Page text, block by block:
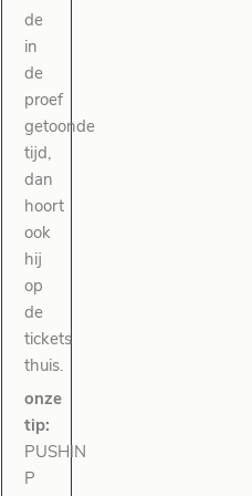
de
in
de
proef
getoonde
tijd,
dan
hoort
ook
hij
op
de
tickets
thuis.
onze
tip:
PUSHIN
P